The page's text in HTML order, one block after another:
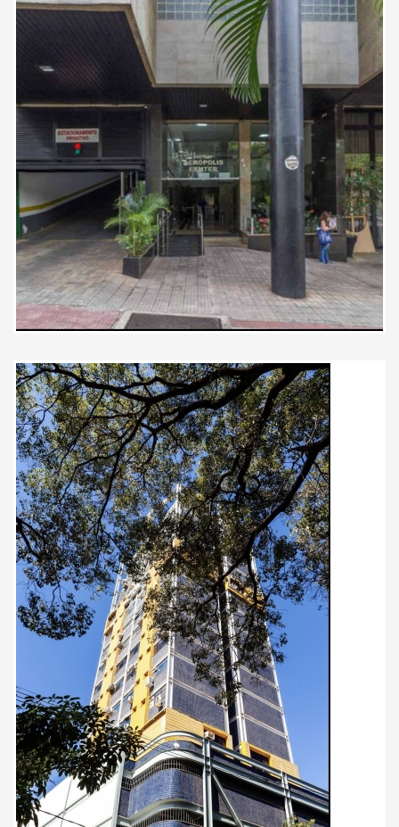
Que atendimento e acolhimento
fantástico! Dra Clarissa é muito
especial. Sai da consulta, muito
bem assistida e satisfeita.
Paciente
Muito paciente e detalhista, se
preocupa ao máximo com o
paciente!
Paciente
Médica maravilhosa! Minha filha
tinha um problema há 17 anos e
ela apresentou vasta experiência
além de resolver detalhadamente o
caso! Estou muito satisfeita!